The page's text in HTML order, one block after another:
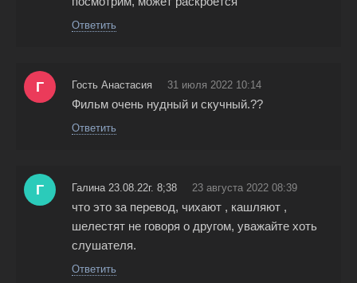
Ответить
Г Гость Анастасия 31 июля 2022 10:14
Фильм очень нудный и скучный.??
Ответить
Г Галина 23.08.22г. 8;38 23 августа 2022 08:39
что это за перевод, чихают , кашляют ,
шелестят не говоря о другом, уважайте хоть
слушателя.
Ответить